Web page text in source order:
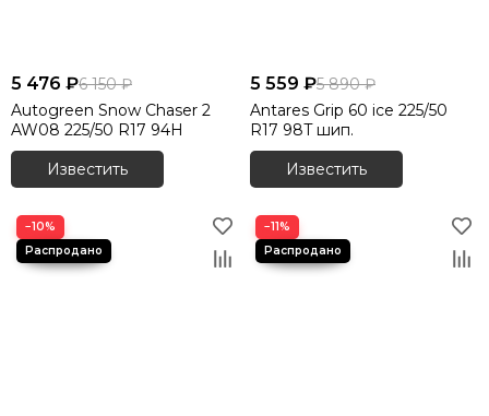
5 476 ₽6 150 ₽
Autogreen Snow Chaser 2
AW08 225/50 R17 94H
Известить
5 559 ₽5 890 ₽
Antares Grip 60 ice 225/50
R17 98T шип.
Известить
−10% −11%